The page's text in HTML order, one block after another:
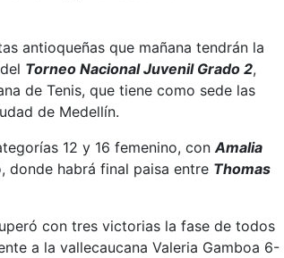
antioqueñas que mañana tendrán la
Torneo Nacional Juvenil Grado 2,
de Tenis, que tiene como sede las
de Medellín.
12 y 16 femenino, con Amalia
donde habrá final paisa entre Thomas
con tres victorias la fase de todos
a la vallecaucana Valeria Gamboa 6-